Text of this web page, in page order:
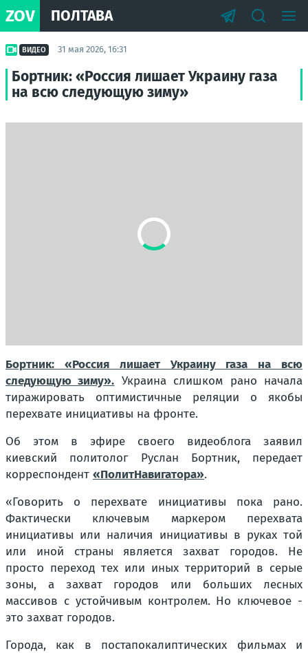
ZOV ПОЛТАВА
ВИДЕО 31 мая 2026, 16:31
Бортник: «Россия лишает Украину газа
на всю следующую зиму»
Бортник: «Россия лишает Украину газа на всю
следующую зиму». Украина слишком рано начала
тиражировать оптимистичные реляции о якобы
перехвате инициативы на фронте.
Об этом в эфире своего видеоблога заявил
киевский политолог Руслан Бортник, передает
корреспондент «ПолитНавигатора».
«Говорить о перехвате инициативы пока рано.
Фактически ключевым маркером перехвата
инициативы или наличия инициативы в руках той
или иной страны является захват городов. Не
просто переход тех или иных территорий в серые
зоны, а захват городов или больших лесных
массивов с устойчивым контролем. Но ключевое -
это захват городов.
Города, как в постапокалиптических фильмах и